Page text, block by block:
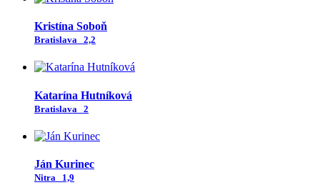
Kristína Soboň
Bratislava 2,2
Katarína Hutníková
Bratislava 2
Ján Kurinec
Nitra 1,9